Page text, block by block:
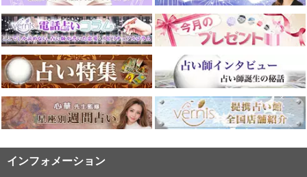
インフォメーション